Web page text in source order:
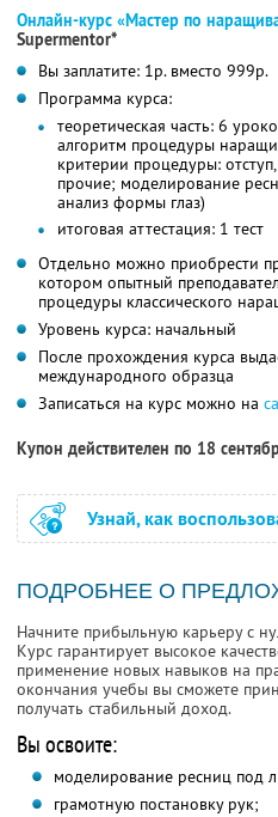
Онлайн-курс «Мастер по
Supermentor*
Вы заплатите: 1р. вместо 999р.
Программа курса:
теоретическая часть: 6
алгоритм процедуры
критерии процедуры:
прочие; моделирование
анализ формы глаз)
итоговая аттестация: 1 тест
Отдельно можно приобрести
котором опытный
процедуры классического
Уровень курса: начальный
После прохождения курса
международного образца
Записаться на курс можно на
Купон действителен по 18
Узнай, как
ПОДРОБНЕЕ О
Начните прибыльную карьеру с
Курс гарантирует высокое
применение новых навыков на
окончания учебы вы сможете
получать стабильный доход.
Вы освоите:
моделирование ресниц под
грамотную постановку рук;